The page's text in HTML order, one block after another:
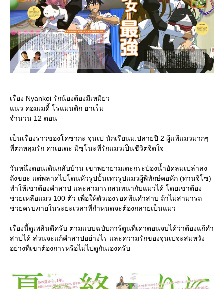
เรื่อง Nyankoi รักน้องต้องมีเหมียว
นว คอมเมดี้ โรแมนติก ฮาเร็ม
จำนวน 12 ตอน
เป็นเรื่องราวของโคซากะ จุนเป นักเรียนม.ปลายปี 2 ผู้แพ้แมวมากๆ
ที่ตกหลุมรัก คาเอเดะ มิซุโนะที่รักแมวเป็นชีวิตจิตใจ
วันหนึ่งตอนเดินกลับบ้าน เขาพยายามเตะกระป๋องน้ำอัดลมเปล่าลง
ถังขยะ แต่พลาดไปโดนหัวรูปปั้นเทวรูปแมวผู้พิทักษ์คอหัก (ท่านจิโซ)
ทำให้เขาต้องคำสาป และสามารถสนทนากับแมวได้ โดยเขาต้อง
ช่วยเหลือแมว 100 ตัว เพื่อให้ตัวเองรอดพ้นคำสาบ ถ้าไม่สามารถ
ช่วยครบภายในระยะเวลาที่กำหนดจะต้องกลายเป็นแมว
เรื่องนี้ดูเพลินดีครับ ตามแบบฉบับการ์ตูนที่เดาตอนจบได้ว่าต้องแก้คำ
สาปได้ ส่วนจะแก้คำสาปอย่างไร และความรักของจุนเปจะสมหวัง
อย่างที่เขาต้องการหรือไม่ไปดูกันเองครับ